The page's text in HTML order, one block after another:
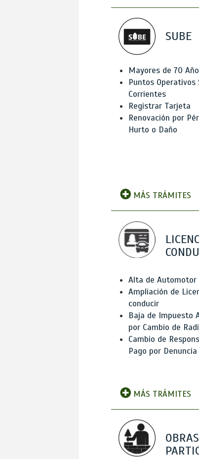
SUBE
Mayores de 70
Puntos Operativos
Corrientes
Registrar Tarjeta
Renovación por
Hurto o Daño
MÁS TRÁMITES
Alta de Automotor
Ampliación de
conducir
Baja de Impuesto
por Cambio de
Cambio de
Pago por
MÁS TRÁMITES
OBRAS